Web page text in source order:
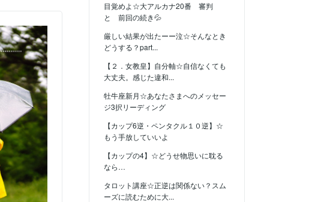
目覚めよ☆大アルカナ20番 審判
と 前回の続き💦
厳しい結果が出たーー泣☆そんなとき
どうする？part...
【２．女教皇】自分軸☆自信なくても
大丈夫。感じた違和...
牡牛座新月☆あなたさまへのメッセー
ジ3択リーディング
【カップ6逆・ペンタクル１０逆】☆
もう手放していいよ
【カップの4】☆どうせ物思いに耽る
なら…
タロット講座☆正逆は関係ない？スム
ーズに読むために大...